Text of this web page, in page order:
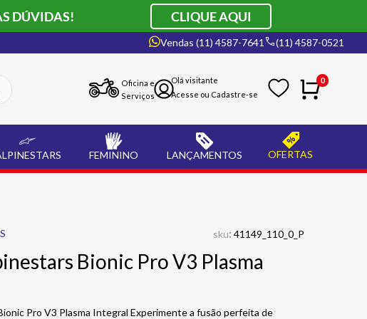
DÚVIDAS! CLIQUE AQUI
Vendas (11) 4587-7641 (11) 4587-0521
Oficina e
Serviços
0
FEMININO LANÇAMENTOS OFERTAS
sku: 41149_110_0_P
Bionic Pro V3 Plasma
Pro V3 Plasma Integral Experimente a fusão perfeita de